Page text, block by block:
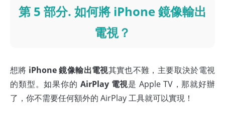
第 5 部分. 如何將 iPhone 鏡像輸出
電視？
想將 iPhone 鏡像輸出電視其實也不難，主要取決於電視
的類型。如果你的 AirPlay 電視是 Apple TV，那就好辦
了，你不需要任何額外的 AirPlay 工具就可以實現！